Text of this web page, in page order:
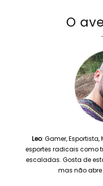
O
Leo: Gamer,
esportes radicais como
escaladas. Gosta de
mas não